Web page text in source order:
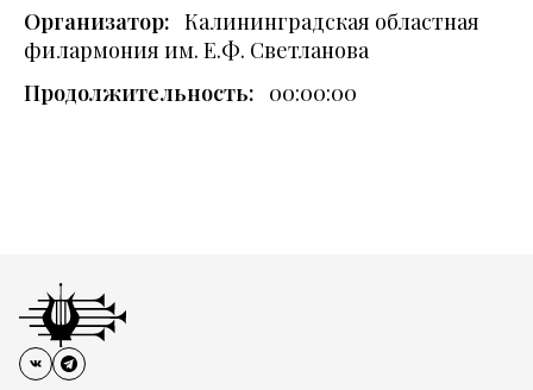
Организатор: Калининградская областная
филармония им. Е.Ф. Светланова
Продолжительность: 00:00:00